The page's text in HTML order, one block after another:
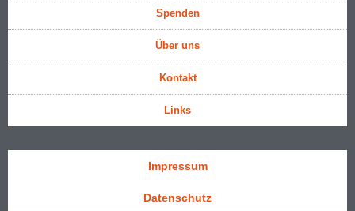
Spenden
Über uns
Kontakt
Links
Impressum
Datenschutz